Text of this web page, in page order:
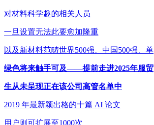
对材料科学趣的相关人员
一旦设置无法此要愈加隆重
以及新材料范畴世界500强、中国500强、单
绿色将来触手可及——提前走进2025年服贸
生从未呈现正在该公司高管名单中
2019 年最新颖出格的十篇 AI 论文
用户则可扩展至1000次